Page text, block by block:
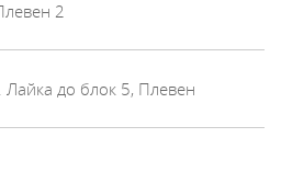
2
Лайка до блок 5, Плевен